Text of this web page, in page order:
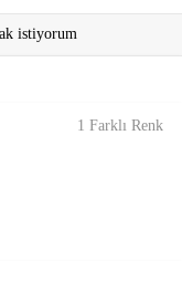
istiyorum
1 Farklı Renk